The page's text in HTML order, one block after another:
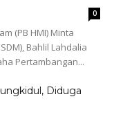
0
(PB HMI) Minta
Bahlil Lahdalia
Pertambangan...
Diduga